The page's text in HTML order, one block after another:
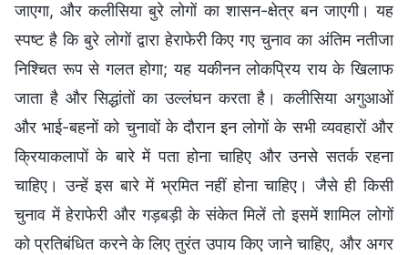
जाएगा, और कलीसिया बुरे लोगों का शासन-क्षेत्र बन जाएगी। यह
स्पष्ट है कि बुरे लोगों द्वारा हेराफेरी किए गए चुनाव का अंतिम नतीजा
निश्चित रूप से गलत होगा; यह यकीनन लोकप्रिय राय के खिलाफ
जाता है और सिद्धांतों का उल्लंघन करता है। कलीसिया अगुआओं
और भाई-बहनों को चुनावों के दौरान इन लोगों के सभी व्यवहारों और
क्रियाकलापों के बारे में पता होना चाहिए और उनसे सतर्क रहना
चाहिए। उन्हें इस बारे में भ्रमित नहीं होना चाहिए। जैसे ही किसी
चुनाव में हेराफेरी और गड़बड़ी के संकेत मिलें तो इसमें शामिल लोगों
को प्रतिबंधित करने के लिए तुरंत उपाय किए जाने चाहिए, और अगर